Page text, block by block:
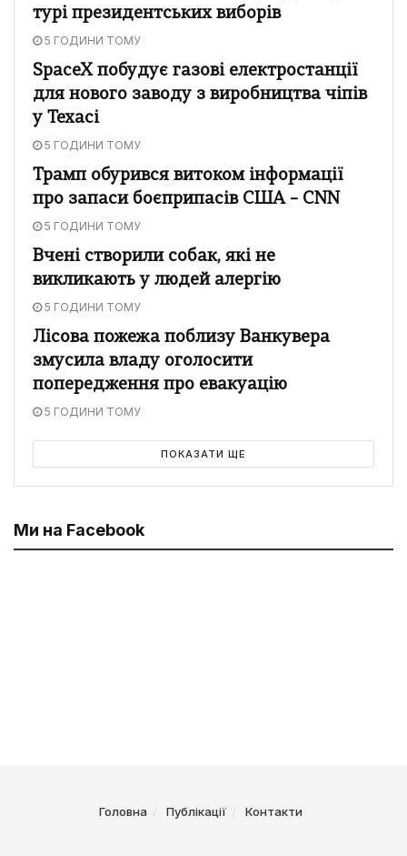
турі президентських виборів
5 ГОДИНИ ТОМУ
SpaceX побудує газові електростанції
для нового заводу з виробництва чіпів
у Техасі
5 ГОДИНИ ТОМУ
Трамп обурився витоком інформації
про запаси боєприпасів США – CNN
5 ГОДИНИ ТОМУ
Вчені створили собак, які не
викликають у людей алергію
5 ГОДИНИ ТОМУ
Лісова пожежа поблизу Ванкувера
змусила владу оголосити
попередження про евакуацію
5 ГОДИНИ ТОМУ
ПОКАЗАТИ ЩЕ
Ми на Facebook
Головна Публікації Контакти